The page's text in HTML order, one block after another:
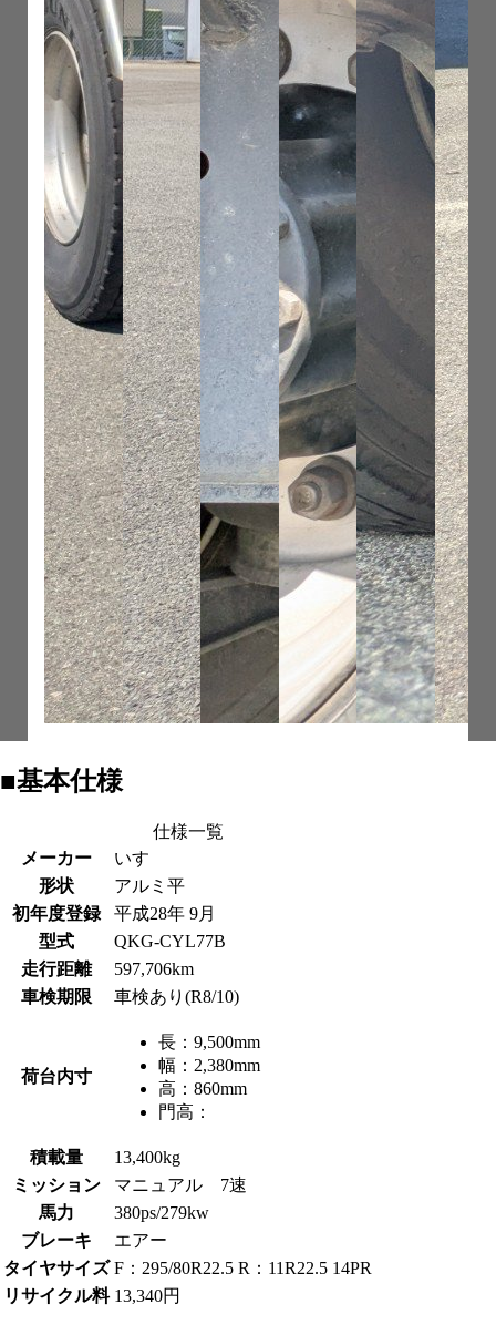
■基本仕様
仕様一覧
メーカー
いすゞ
形状
アルミ平
初年度登録
平成28年 9月
型式
QKG-CYL77B
走行距離
597,706km
車検期限
車検あり(R8/10)
荷台内寸
長： 9,500mm
幅： 2,380mm
高： 860mm
門高：
積載量
13,400kg
ミッション
マニュアル 7速
馬力
380ps/279kw
ブレーキ
エアー
タイヤサイズ F：295/80R22.5 R：11R22.5 14PR
リサイクル料 13,340円